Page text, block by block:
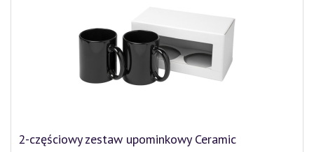
2-częściowy zestaw upominkowy Ceramic